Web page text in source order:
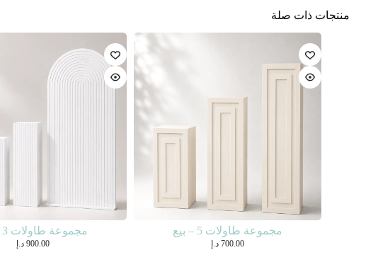
منتجات ذات صلة
مجموعة طاولات 5 – بيع
700.00 د.إ
مجموعة طاولات 3 – بيع
900.00 د.إ